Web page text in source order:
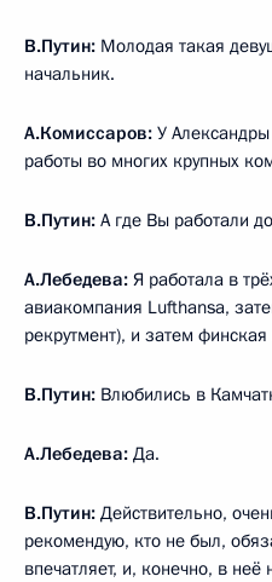
В.Путин: Молодая такая
начальник.
А.Комиссаров: У
работы во многих крупных
В.Путин: А где Вы работали
А.Лебедева: Я работала в
авиакомпания Lufthansa,
рекрутмент), и затем
В.Путин: Влюбились в
А.Лебедева: Да.
В.Путин: Действительно,
рекомендую, кто не был,
впечатляет, и, конечно, в